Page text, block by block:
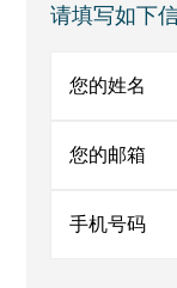
Sidebar
请填写如下